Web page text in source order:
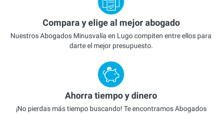
Compara y elige al mejor abogado
Nuestros Abogados Minusvalía en Lugo compiten entre ellos para
darte el mejor presupuesto.
Ahorra tiempo y dinero
¡No pierdas más tiempo buscando! Te encontramos Abogados